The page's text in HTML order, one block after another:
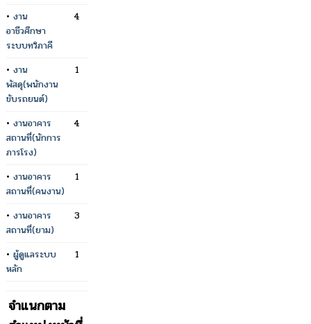
• งาน
อาชีวศึกษา
ระบบทวิภาคี
4
• งาน
พัสดุ(พนักงาน
ขับรถยนต์)
1
• งานอาคาร
สถานที่(นักการ
ภารโรง)
4
• งานอาคาร
สถานที่(คนงาน)
1
• งานอาคาร
สถานที่(ยาม)
3
• ผู้ดูแลระบบ
หลัก
1
จำแนกตาม